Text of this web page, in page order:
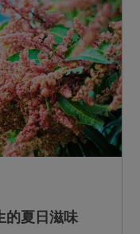
夏日滋味